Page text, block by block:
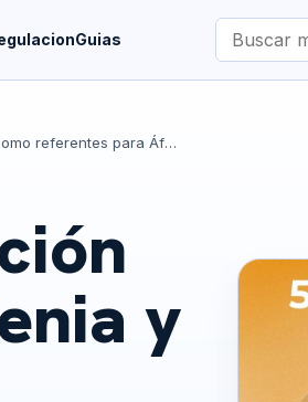
Guias
Buscar
marcas
Lecciones de regulación del juego: Nigeria, Kenia y Sudáfrica como referentes para África
y